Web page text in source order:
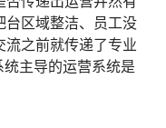
台区域整洁、员工没
之前就传递了专业
主导的运营系统是